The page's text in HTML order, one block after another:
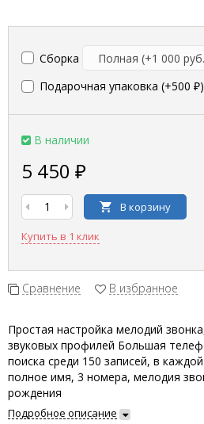
Сборка
Подарочная упаковка (+500 ₽)
В наличии
5 450 ₽
В корзину
Купить в 1 клик
Сравнение В избранное
Простая настройка мелодий
звуковых профилей Большая
поиска среди 150 записей, в
полное имя, 3 номера, мелодия
рождения
Подробное описание